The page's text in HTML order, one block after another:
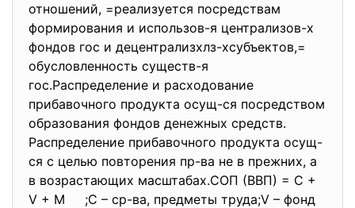
отношений, =реализуется посредствам
формирования и использов-я централизов-х
фондов гос и децентрализхлз-хсубъектов,=
обусловленность существ-я
гос.Распределение и расходование
прибавочного продукта осущ-ся посредством
образования фондов денежных средств.
Распределение прибавочного продукта осущ-
ся с целью повторения пр-ва не в прежних, а
в возрастающих масштабах.СОП (ВВП) = С +
V + М ;С – ср-ва, предметы труда;V – фонд